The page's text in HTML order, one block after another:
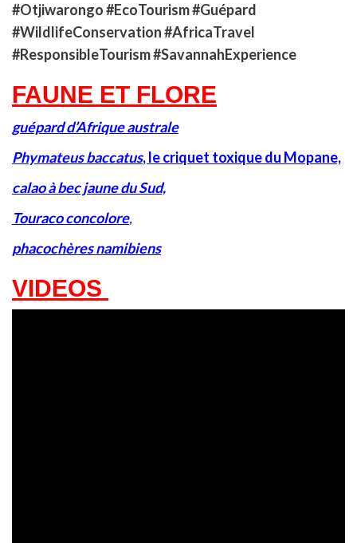
#Otjiwarongo #EcoTourism #Guépard
#WildlifeConservation #AfricaTravel
#ResponsibleTourism #SavannahExperience
FAUNE ET FLORE
guépard d’Afrique australe
Phymateus baccatus, le criquet toxique du Mopane,
calao à bec jaune du Sud,
Touraco concolore,
phacochères namibiens
VIDEOS